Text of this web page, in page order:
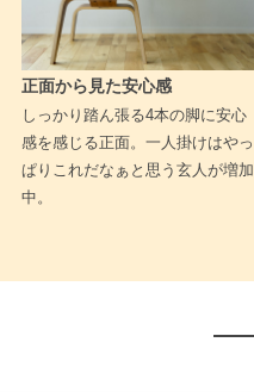
正面から見た安心感
しっかり踏ん張る4本の脚に安心
感を感じる正面。一人掛けはやっ
ぱりこれだなぁと思う玄人が増加
中。